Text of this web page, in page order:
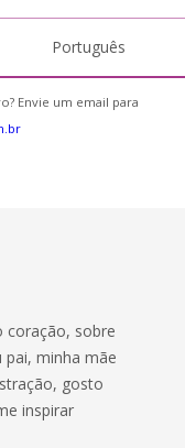
Português
Envie um email para
coração, sobre
minha mãe
gosto
inspirar